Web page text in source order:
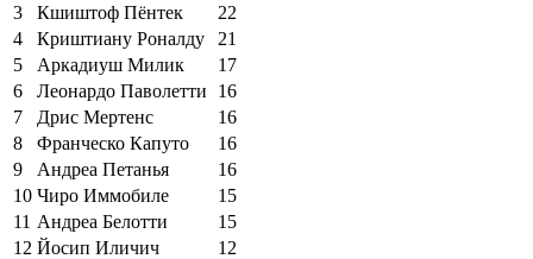
3
Кшиштоф Пёнтек
22
4
Криштиану Роналду
21
5
Аркадиуш Милик
17
6
Леонардо Паволетти
16
7
Дрис Мертенс
16
8
Франческо Капуто
16
9
Андреа Петанья
16
10 Чиро Иммобиле
15
11 Андреа Белотти
15
12 Йосип Иличич
12